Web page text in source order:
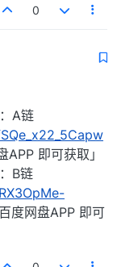
0
A链
即可获取」
B链
度网盘APP 即可